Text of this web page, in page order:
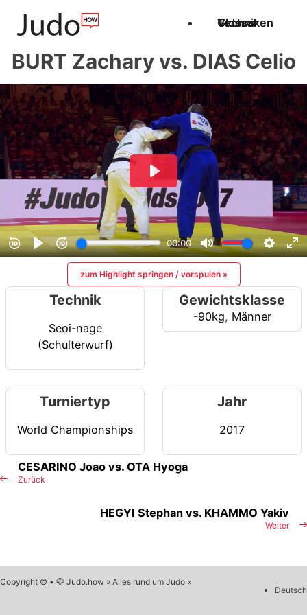
Techniken
Videos
Glossar
BURT Zachary vs. DIAS Celio
zum Highlight springen / vorspulen »
Technik
Seoi-nage
(Schulterwurf)
Gewichtsklasse
-90kg, Männer
Turniertyp
World Championships
Jahr
2017
Zurück
CESARINO Joao vs. OTA Hyoga
Weiter
HEGYI Stephan vs. KHAMMO Yakiv
Copyright © • 🥋 Judo.how » Alles rund um Judo «
Deutsch